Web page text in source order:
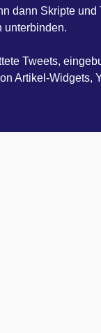
dann Skripte und
unterbinden.
Tweets,
Artikel-Widgets,